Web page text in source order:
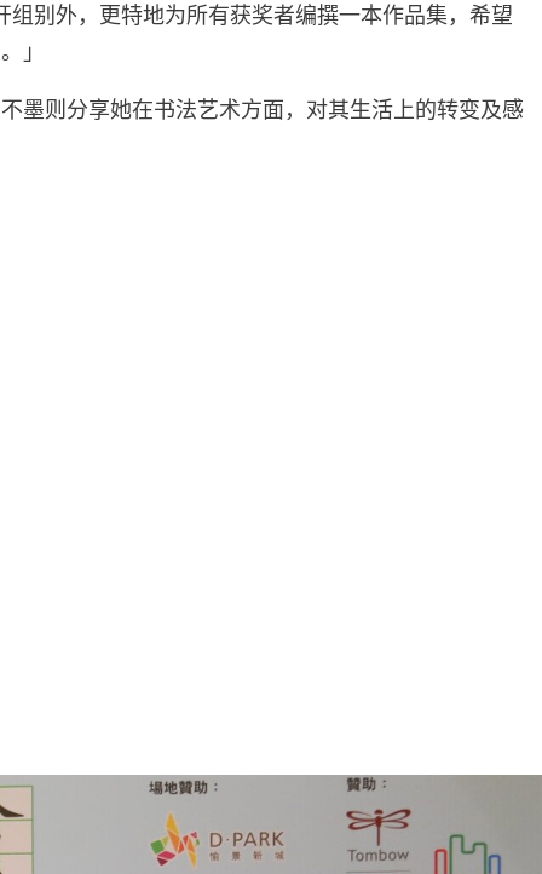
别外，更特地为所有获奖者编撰一本作品集，希望
」
墨则分享她在书法艺术方面，对其生活上的转变及感